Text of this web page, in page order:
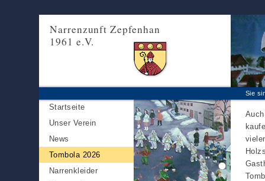
Narrenzunft Zepfenhan
1961 e.V.
Sie
Startseite
Unser Verein
News
Tombola 2026
Narrenkleider